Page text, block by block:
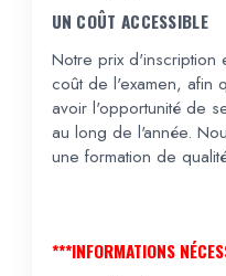
UN COÛT ACCESSIBLE
Notre prix d'inscription
coût de l'examen, afin
avoir l'opportunité de
au long de l'année.
une formation de
***INFORMATIONS